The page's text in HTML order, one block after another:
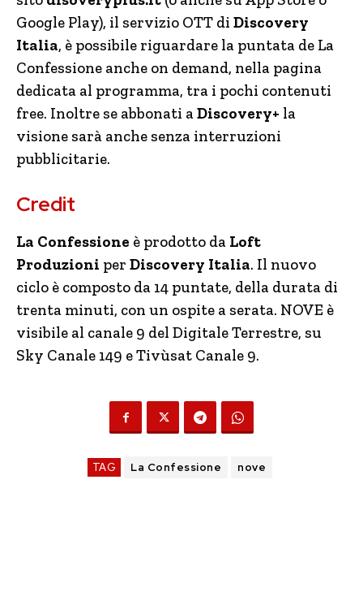
Google Play), il servizio OTT di Discovery
Italia, è possibile riguardare la puntata de La
Confessione anche on demand, nella pagina
dedicata al programma, tra i pochi contenuti
free. Inoltre se abbonati aDiscovery+ la
visione sarà anche senza interruzioni
pubblicitarie.
Credit
La Confessione è prodotto da Loft
Produzioni per Discovery Italia. Il nuovo
ciclo è composto da 14 puntate, della durata di
trenta minuti, con un ospite a serata. NOVE è
visibile al canale 9 del Digitale Terrestre, su
Sky Canale 149 e Tivùsat Canale 9.
TAG La Confessione nove